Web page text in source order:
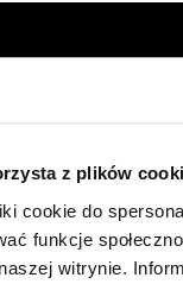
z plików
cookie do
funkcje
witrynie.
Play